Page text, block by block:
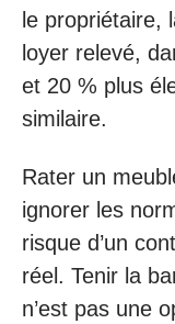
le propriétaire,
loyer relevé,
et 20 % plus
similaire.
Rater un
ignorer les
risque d’un
réel. Tenir la
n’est pas une